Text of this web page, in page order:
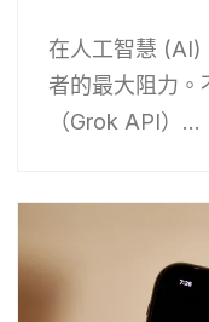
在人工智慧 (AI)
者的最大阻力。
（Grok API）...